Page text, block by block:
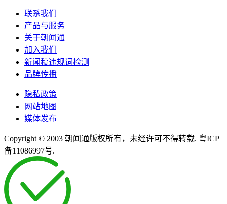
联系我们
产品与服务
关于朝闻通
加入我们
新闻稿违规词检测
品牌传播
隐私政策
网站地图
媒体发布
Copyright © 2003 朝闻通版权所有，未经许可不得转载. 粤ICP
备11086997号.